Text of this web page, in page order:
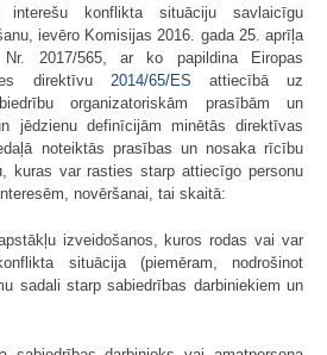
konflikta situāciju savlaicīgu
ievēro Komisijas 2016. gada 25. aprīļa
2017/565, ar ko papildina Eiropas
direktīvu 2014/65/ES attiecībā uz
organizatoriskām prasībām un
jēdzienu definīcijām minētās direktīvas
noteiktās prasības un nosaka rīcību
kuras var rasties starp attiecīgo personu
novēršanai, tai skaitā:
izveidošanos, kuros rodas vai var
situācija (piemēram, nodrošinot
sadali starp sabiedrības darbiniekiem un